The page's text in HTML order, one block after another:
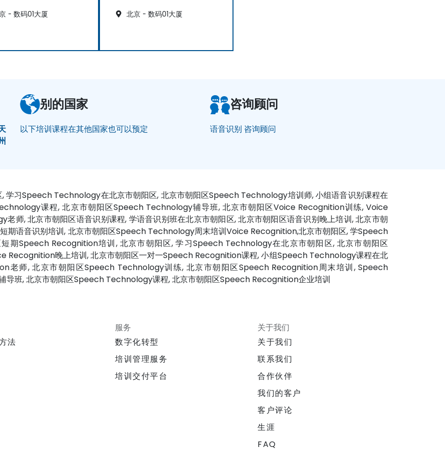
- 数码01大厦
北京 - 数码01大厦
别的国家
以下培训课程在其他国家也可以预定
咨询顾问
语音识别 咨询顾问
学习Speech Technology在北京市朝阳区, 北京市朝阳区Speech Technology培训师, 小组语音识别课程在
课程, 北京市朝阳区Speech Technology辅导班, 北京市朝阳区Voice Recognition训练, Voice
师, 北京市朝阳区语音识别课程, 学语音识别班在北京市朝阳区, 北京市朝阳区语音识别晚上培训, 北京市朝
期语音识别培训, 北京市朝阳区Speech Technology周末培训Voice Recognition,北京市朝阳区, 学Speech
期Speech Recognition培训, 北京市朝阳区, 学习Speech Technology在北京市朝阳区, 北京市朝阳区
Recognition晚上培训, 北京市朝阳区一对一Speech Recognition课程, 小组Speech Technology课程在北
老师, 北京市朝阳区Speech Technology训练, 北京市朝阳区Speech Recognition周末培训, Speech
班, 北京市朝阳区Speech Technology课程, 北京市朝阳区Speech Recognition企业培训
法
服务
数字化转型
培训管理服务
培训交付平台
关于我们
关于我们
联系我们
合作伙伴
我们的客户
客户评论
生涯
FAQ